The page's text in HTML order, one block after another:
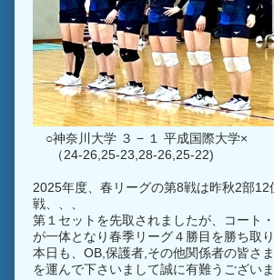
○神奈川大学 ３ − １ 平成国際大学×
（24-26,25-23,28-26,25-22)
2025年度、春リーグの第8戦は昨秋2部12
戦、、、
第１セットを先取されましたが、コート
が一体となり春季リーグ４勝目を勝ち取り
本日も、OB,保護者,その他関係者の皆さ
を運んで下さいまして誠に有難うございま